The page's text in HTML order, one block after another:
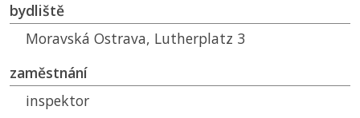
bydliště
Moravská Ostrava, Lutherplatz 3
zaměstnání
inspektor